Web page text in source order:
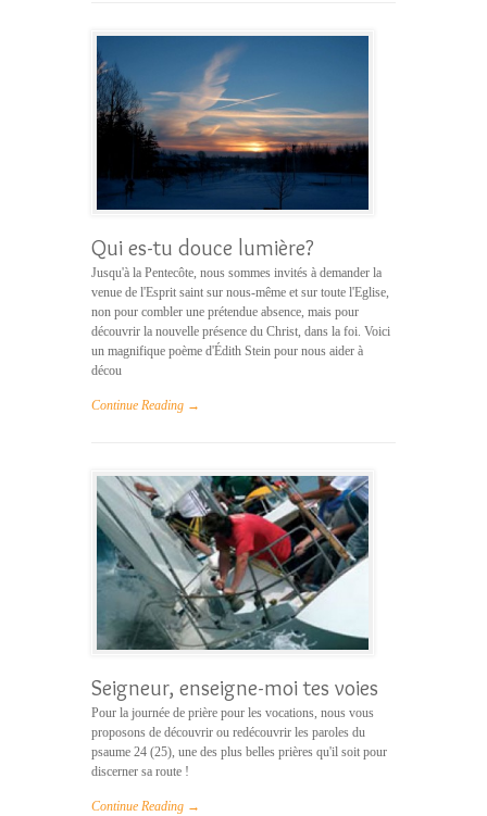
Qui es-tu douce lumière?
Jusqu'à la Pentecôte, nous sommes invités à demander la
venue de l'Esprit saint sur nous-même et sur toute l'Eglise,
non pour combler une prétendue absence, mais pour
découvrir la nouvelle présence du Christ, dans la foi. Voici
un magnifique poème d'Édith Stein pour nous aider à
décou
Continue Reading →
Seigneur, enseigne-moi tes voies
Pour la journée de prière pour les vocations, nous vous
proposons de découvrir ou redécouvrir les paroles du
psaume 24 (25), une des plus belles prières qu'il soit pour
discerner sa route !
Continue Reading →